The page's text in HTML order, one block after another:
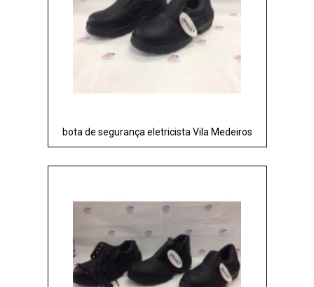
bota de segurança eletricista Vila Medeiros